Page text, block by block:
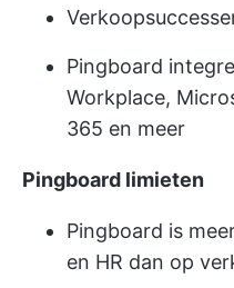
Pingboard
Workplace,
365 en meer
Pingboard limieten
Pingboard is
en HR dan op